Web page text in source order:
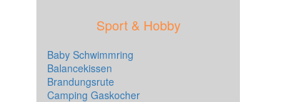
Sport & Hobby
Baby Schwimmring
Balancekissen
Brandungsrute
Camping Gaskocher